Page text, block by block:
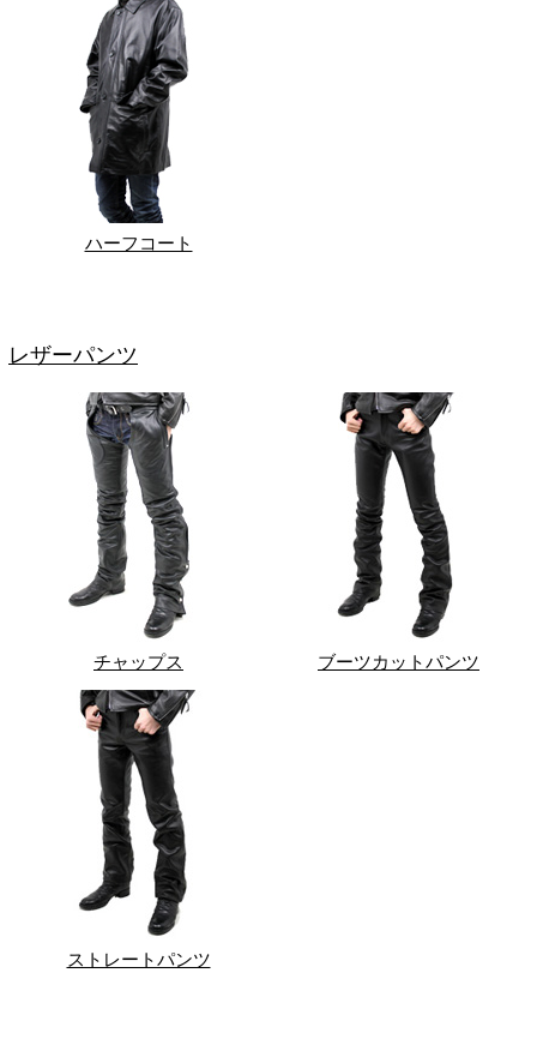
ハーフコート
レザーパンツ
チャップス ブーツカットパンツ
ストレートパンツ